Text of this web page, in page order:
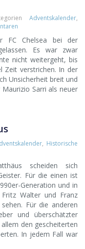
Adventskalender,
FC Chelsea bei der
Es war zwar
nicht weitergeht, bis
Zeit verstrichen. In der
Unsicherheit breit und
Sarri als neuer
, Historische
scheiden sich
Für die einen ist
Generation und in
Walter und Franz
Für die anderen
und überschätzter
den gescheiterten
In jedem Fall war